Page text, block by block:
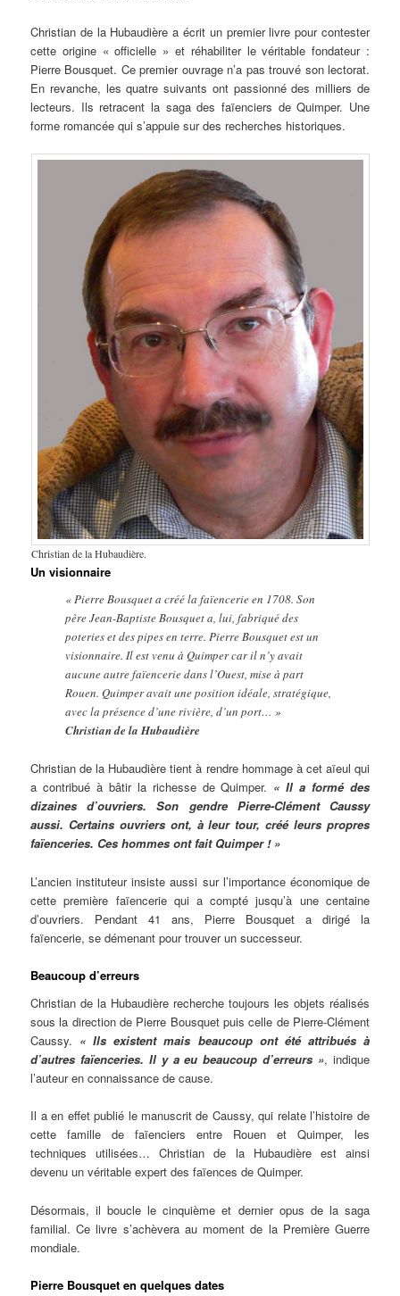
Christian de la Hubaudière a écrit un premier livre pour contester
cette origine « officielle » et réhabiliter le véritable fondateur :
Pierre Bousquet. Ce premier ouvrage n’a pas trouvé son lectorat.
En revanche, les quatre suivants ont passionné des milliers de
lecteurs. Ils retracent la saga des faïenciers de Quimper. Une
forme romancée qui s’appuie sur des recherches historiques.
Christian de la Hubaudière.
Un visionnaire
« Pierre Bousquet a créé la faïencerie en 1708. Son
père Jean-Baptiste Bousquet a, lui, fabriqué des
poteries et des pipes en terre. Pierre Bousquet est un
visionnaire. Il est venu à Quimper car il n’y avait
aucune autre faïencerie dans l’Ouest, mise à part
Rouen. Quimper avait une position idéale, stratégique,
avec la présence d’une rivière, d’un port… »
Christian de la Hubaudière
Christian de la Hubaudière tient à rendre hommage à cet aïeul qui
a contribué à bâtir la richesse de Quimper. « Il a formé des
dizaines d’ouvriers. Son gendre Pierre-Clément Caussy
aussi. Certains ouvriers ont, à leur tour, créé leurs propres
faïenceries. Ces hommes ont fait Quimper ! »
L’ancien instituteur insiste aussi sur l’importance économique de
cette première faïencerie qui a compté jusqu’à une centaine
d’ouvriers. Pendant 41 ans, Pierre Bousquet a dirigé la
faïencerie, se démenant pour trouver un successeur.
Beaucoup d’erreurs
Christian de la Hubaudière recherche toujours les objets réalisés
sous la direction de Pierre Bousquet puis celle de Pierre-Clément
Caussy. « Ils existent mais beaucoup ont été attribués à
d’autres faïenceries. Il y a eu beaucoup d’erreurs », indique
l’auteur en connaissance de cause.
Il a en effet publié le manuscrit de Caussy, qui relate l’histoire de
cette famille de faïenciers entre Rouen et Quimper, les
techniques utilisées… Christian de la Hubaudière est ainsi
devenu un véritable expert des faïences de Quimper.
Désormais, il boucle le cinquième et dernier opus de la saga
familial. Ce livre s’achèvera au moment de la Première Guerre
mondiale.
Pierre Bousquet en quelques dates